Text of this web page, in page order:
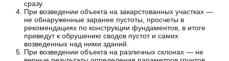
сразу.
При возведении объекта на закарстованных участках —
не обнаруженные заранее пустоты, просчеты в
рекомендациях по конструкции фундаментов, в итоге
приведут к обрушению сводов пустот и самих
возведенных над ними зданий.
При возведении объекта на различных склонах — не